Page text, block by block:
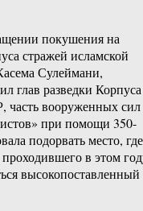
покушения на
стражей исламской
Сулеймани,
глав разведки Корпуса
вооруженных сил
при помощи 350-
подорвать место, где
в этом
высокопоставленный